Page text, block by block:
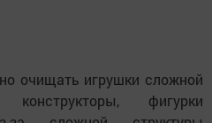
очищать игрушки сложной
фигурки